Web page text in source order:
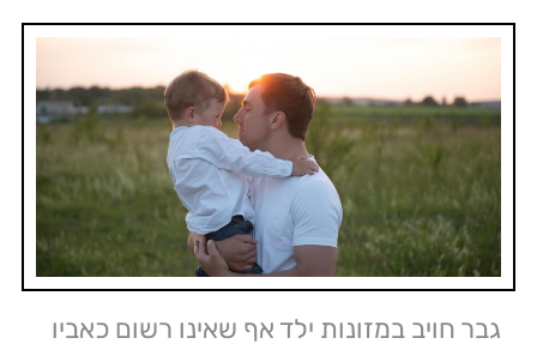
גבר חויב במזונות ילד אף שאינו רשום כאביו